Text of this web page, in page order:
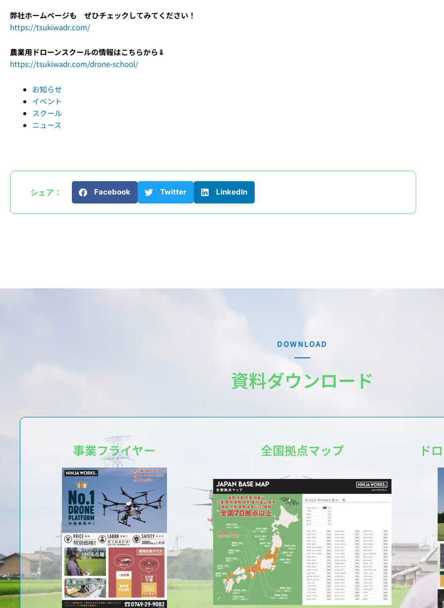
弊社ホームページも ぜひチェックしてみてください！
https://tsukiwadr.com/
農業用ドローンスクールの情報はこちらから⇓
https://tsukiwadr.com/drone-school/
お知らせ
イベント
スクール
ニュース
シェア： Facebook Twitter LinkedIn
DOWNLOAD
資料ダウンロード
事業フライヤー 全国拠点マップ ド